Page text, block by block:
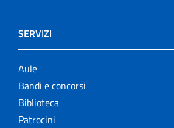
SERVIZI
Aule
Bandi e concorsi
Biblioteca
Patrocini